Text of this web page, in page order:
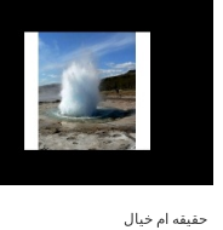
حقيقه ام خيال